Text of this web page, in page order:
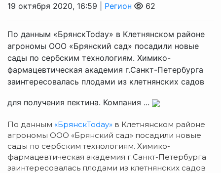
19 октября 2020, 16:59 | Регион 62
По данным «БрянскToday» в Клетнянском районе
агрономы ООО «Брянский сад» посадили новые
сады по сербским технологиям. Химико-
фармацевтическая академия г.Санкт-Петербурга
заинтересовалась плодами из клетнянских садов
для получения пектина. Компания ...
По данным «БрянскToday» в Клетнянском районе
агрономы ООО «Брянский сад» посадили новые
сады по сербским технологиям. Химико-
фармацевтическая академия г.Санкт-Петербурга
заинтересовалась плодами из клетнянских садов